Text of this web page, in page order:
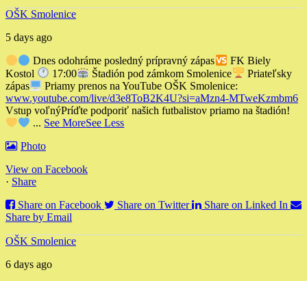
OŠK Smolenice
5 days ago
Dnes odohráme posledný prípravný zápas
FK Biely
Kostol
17:00 Štadión pod zámkom Smolenice
Priateľsky
zápas
Priamy prenos na YouTube OŠK Smolenice:
www.youtube.com/live/d3e8ToB2K4U?si=aMzn4-MTweKzmbm6
Vstup voľnýPríďte podporiť našich futbalistov priamo na štadión!
... See MoreSee Less
Photo
View on Facebook
· Share
Share on Facebook
Share on Twitter
Share on Linked In
Share by Email
OŠK Smolenice
6 days ago